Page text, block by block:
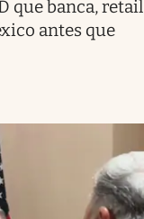
que banca, retail
antes que